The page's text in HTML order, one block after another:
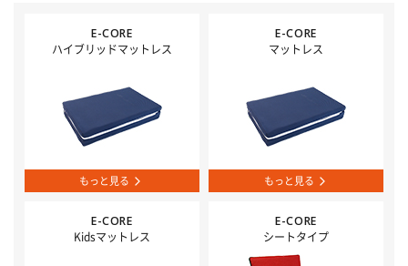
E-CORE
ハイブリッドマットレス
もっと見る
E-CORE
マットレス
もっと見る
E-CORE
Kidsマットレス
E-CORE
シートタイプ